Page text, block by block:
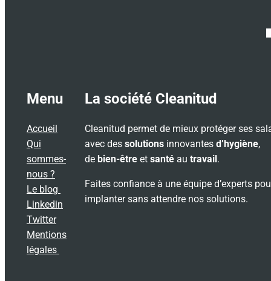
Menu
Accueil
Qui
sommes-
nous ?
Le blog
Linkedin
Twitter
Mentions
légales
La société Cleanitud
Cleanitud permet de mieux protéger ses
avec des solutions innovantes d’hygiène,
de bien-être et santé au travail.
Faites confiance à une équipe d’experts
implanter sans attendre nos solutions.